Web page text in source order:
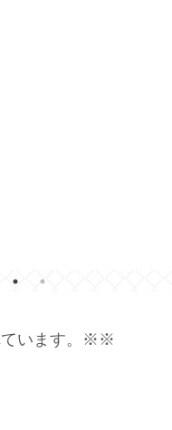
ています。※※